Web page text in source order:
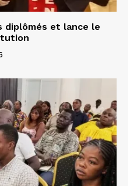
diplômés et lance le